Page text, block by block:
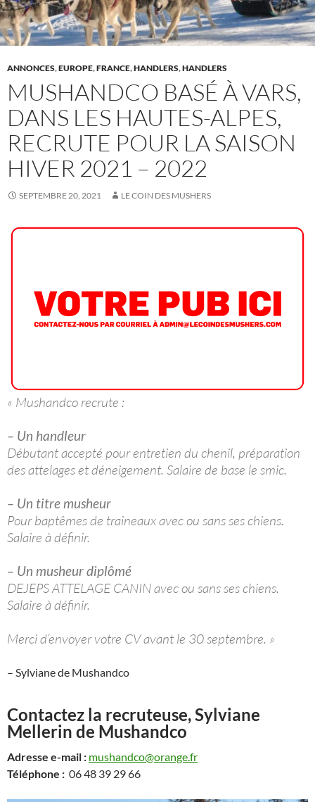
ANNONCES,EUROPE,FRANCE,HANDLERS,HANDLERS
MUSHANDCO BASÉ À VARS,
DANS LES HAUTES-ALPES,
RECRUTE POUR LA SAISON
HIVER 2021 – 2022
SEPTEMBRE 20, 2021 LE COIN DES MUSHERS
« Mushandco recrute :
– Un handleur
Débutant accepté pour entretien du chenil, préparation
des attelages et déneigement. Salaire de base le smic.
– Un titre musheur
Pour baptêmes de traineaux avec ou sans ses chiens.
Salaire à définir.
– Un musheur diplômé
DEJEPS ATTELAGE CANIN avec ou sans ses chiens.
Salaire à définir.
Merci d’envoyer votre CV avant le 30 septembre. »
– Sylviane de Mushandco
Contactez la recruteuse, Sylviane
Mellerin de Mushandco
Adresse e-mail : mushandco@orange.fr
Téléphone : 06 48 39 29 66